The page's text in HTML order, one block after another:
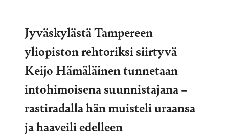
Jyväskylästä Tampereen
yliopiston rehtoriksi siirtyvä
Keijo Hämäläinen tunnetaan
intohimoisena suunnistajana –
rastiradalla hän muisteli uraansa
ja haaveili edelleen